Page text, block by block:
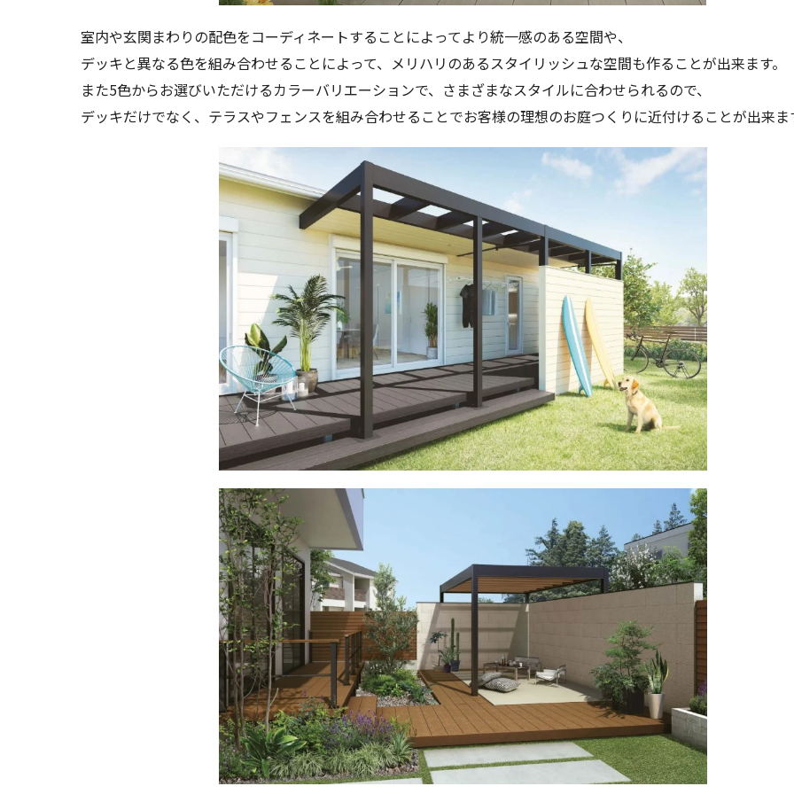
室内や玄関まわりの配色をコーディネートすることによってより統一感のある空間や、
デッキと異なる色を組み合わせることによって、メリハリのあるスタイリッシュな空間も作ることが出来ます。
また5色からお選びいただけるカラーバリエーションで、さまざまなスタイルに合わせられるので、
デッキだけでなく、テラスやフェンスを組み合わせることでお客様の理想のお庭つくりに近付けることが出来ま